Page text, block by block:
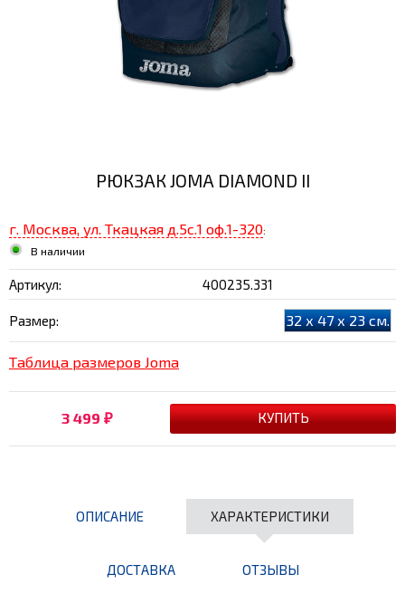
РЮКЗАК JOMA DIAMOND II
г. Москва, ул. Ткацкая д.5с.1 оф.1-320:
В наличии
Артикул: 400235.331
Размер: 32 х 47 х 23 см.
Таблица размеров Joma
3 499₽
ОПИСАНИЕ ХАРАКТЕРИСТИКИ
ДОСТАВКА ОТЗЫВЫ